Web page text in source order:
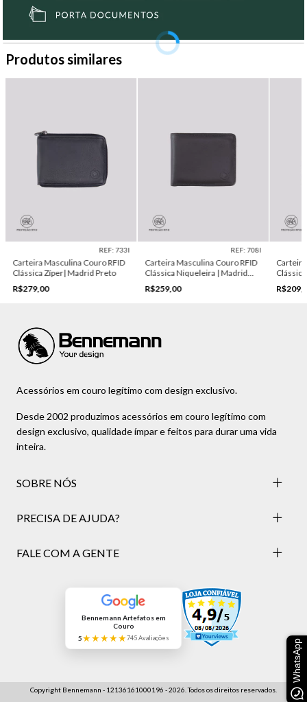
Produtos similares
REF: 733I
Carteira Masculina Couro RFID
Clássica Zíper| Madrid Preto
R$279,00
REF: 708I
Carteira Masculina Couro RFID
Clássica Niqueleira | Madrid
Marrom
R$259,00
WhatsApp
Acessórios em couro legítimo com design exclusivo.
Desde 2002 produzimos acessórios em couro legítimo com
design exclusivo, qualidade ímpar e feitos para durar uma vida
inteira.
SOBRE NÓS
PRECISA DE AJUDA?
FALE COM A GENTE
Bennemann Artefatos em
Couro
5★★★★★745 Avaliações
Copyright Bennemann - 12136161000196 - 2026. Todos os direitos reservados.